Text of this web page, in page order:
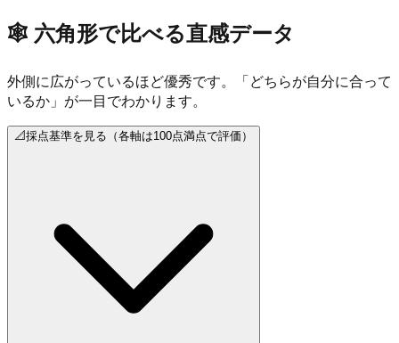
🕸️ 六角形で比べる直感データ
外側に広がっているほど優秀です。「どちらが自分に合って
いるか」が一目でわかります。
📐採点基準を見る（各軸は100点満点で評価）